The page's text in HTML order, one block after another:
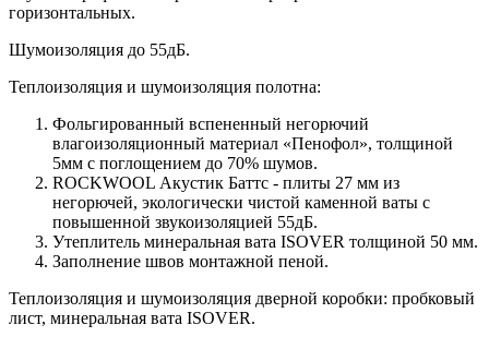
горизонтальных.
Шумоизоляция до 55дБ.
Теплоизоляция и шумоизоляция полотна:
Фольгированный вспененный негорючий
влагоизоляционный материал «Пенофол», толщиной
5мм с поглощением до 70% шумов.
ROCKWOOL Акустик Баттс - плиты 27 мм из
негорючей, экологически чистой каменной ваты с
повышенной звукоизоляцией 55дБ.
Утеплитель минеральная вата ISOVER толщиной 50 мм.
Заполнение швов монтажной пеной.
Теплоизоляция и шумоизоляция дверной коробки: пробковый
лист, минеральная вата ISOVER.